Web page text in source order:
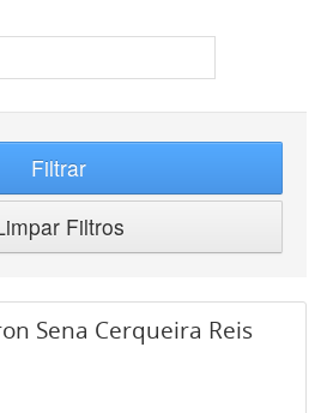
Filtrar
Filtros
Sena Cerqueira Reis